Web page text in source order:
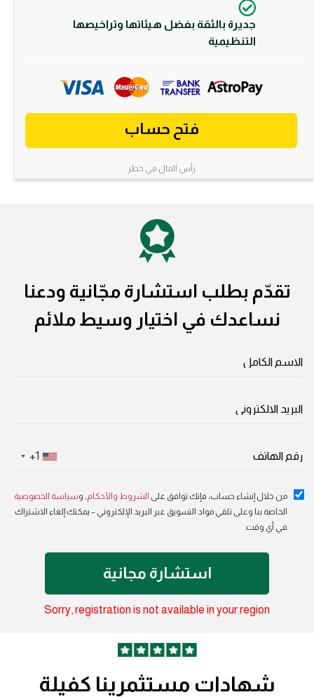
جديرة بالثقة بفضل هيئاتها وتراخيصها
التنظيمية
فتح حساب
رأس المال في خطر
تقدّم بطلب استشارة مجّانية ودعنا
نساعدك في اختيار وسيط ملائم
+1
من خلال إنشاء حساب، فإنك توافق على الشروط والأحكام, وسياسة الخصوصية
الخاصة بنا وعلى تلقي مواد التسويق عبر البريد الإلكتروني – يمكنك إلغاء الاشتراك
في أي وقت.
استشارة مجانية
Sorry, registration is not available in your region
شهادات مستثمرينا كفيلة